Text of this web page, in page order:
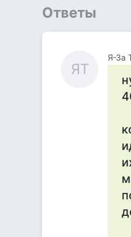
Ответы
ЯТ
Я-За